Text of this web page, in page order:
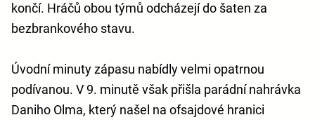
končí. Hráčů obou týmů odcházejí do šaten za
bezbrankového stavu.
Úvodní minuty zápasu nabídly velmi opatrnou
podívanou. V 9. minutě však přišla parádní nahrávka
Daniho Olma, který našel na ofsajdové hranici